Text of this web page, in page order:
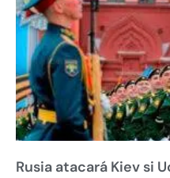
Rusia atacará Kiev si